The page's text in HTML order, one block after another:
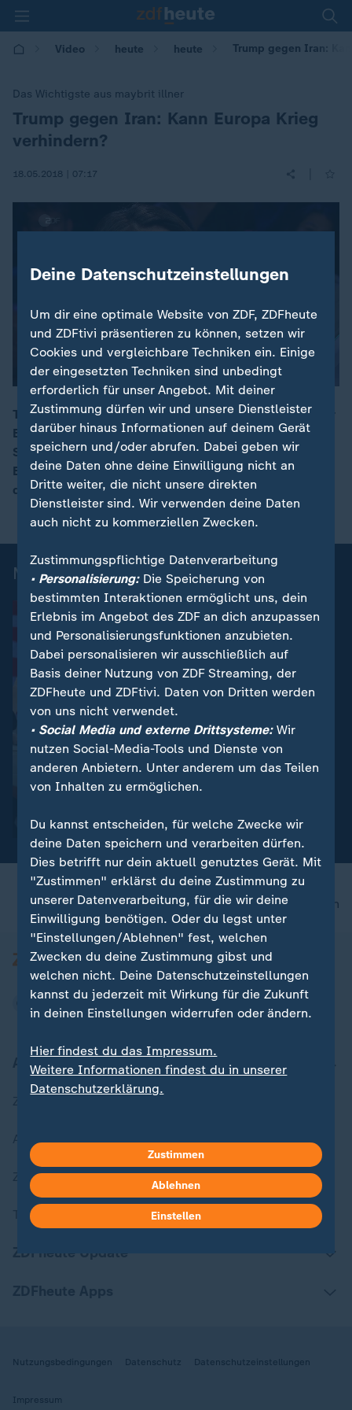
Video heute heute Trump gegen Iran:
Das Wichtigste aus maybrit illner
:
Trump gegen Iran: Kann Europa Krieg
verhindern?
18.05.2018 | 07:17
00:05
Trump steigt aus dem Iran-Deal aus. Nun sei es an der
EU, mit einer gemeinsamen Außen- und
Sicherheitspolitik da zu sein, fordert Annalena
Baerbock (Grüne) bei "maybrit illner". Sehen Sie hier
das Wichtigste aus der Sendung in Kürze.
Mehr aus der Sendung maybrit illner
Trailer
Politik | maybrit illner:
Trumps Botschaft, Irans
Bombe
Video
nach oben
Aktuell bei ZDFheute
Aktuelle Sendungs-Videos
ZDFheute Stories
Themen im Überblick
ZDFheute Update
Nutzungsbedingungen Datenschutz Datenschutzeinstellungen
Impressum
Deine Datenschutzeinstellungen
Um dir eine optimale Website von ZDF, ZDFheute
und ZDFtivi präsentieren zu können, setzen wir
Cookies und vergleichbare Techniken ein. Einige
der eingesetzten Techniken sind unbedingt
erforderlich für unser Angebot. Mit deiner
Zustimmung dürfen wir und unsere Dienstleister
darüber hinaus Informationen auf deinem Gerät
speichern und/oder abrufen. Dabei geben wir
deine Daten ohne deine Einwilligung nicht an
Dritte weiter, die nicht unsere direkten
Dienstleister sind. Wir verwenden deine Daten
auch nicht zu kommerziellen Zwecken.
Zustimmungspflichtige Datenverarbeitung
• Personalisierung:Die Speicherung von
bestimmten Interaktionen ermöglicht uns, dein
Erlebnis im Angebot des ZDF an dich anzupassen
und Personalisierungsfunktionen anzubieten.
Dabei personalisieren wir ausschließlich auf
Basis deiner Nutzung von ZDF Streaming, der
ZDFheute und ZDFtivi. Daten von Dritten werden
von uns nicht verwendet.
• Social Media und externe Drittsysteme:Wir
nutzen Social-Media-Tools und Dienste von
anderen Anbietern. Unter anderem um das Teilen
von Inhalten zu ermöglichen.
Du kannst entscheiden, für welche Zwecke wir
deine Daten speichern und verarbeiten dürfen.
Dies betrifft nur dein aktuell genutztes Gerät. Mit
"Zustimmen" erklärst du deine Zustimmung zu
unserer Datenverarbeitung, für die wir deine
Einwilligung benötigen. Oder du legst unter
"Einstellungen/Ablehnen" fest, welchen
Zwecken du deine Zustimmung gibst und
welchen nicht. Deine Datenschutzeinstellungen
kannst du jederzeit mit Wirkung für die Zukunft
in deinen Einstellungen widerrufen oder ändern.
Hier findest du das Impressum.
Weitere Informationen findest du in unserer
Datenschutzerklärung.
Zustimmen
Ablehnen
Einstellen